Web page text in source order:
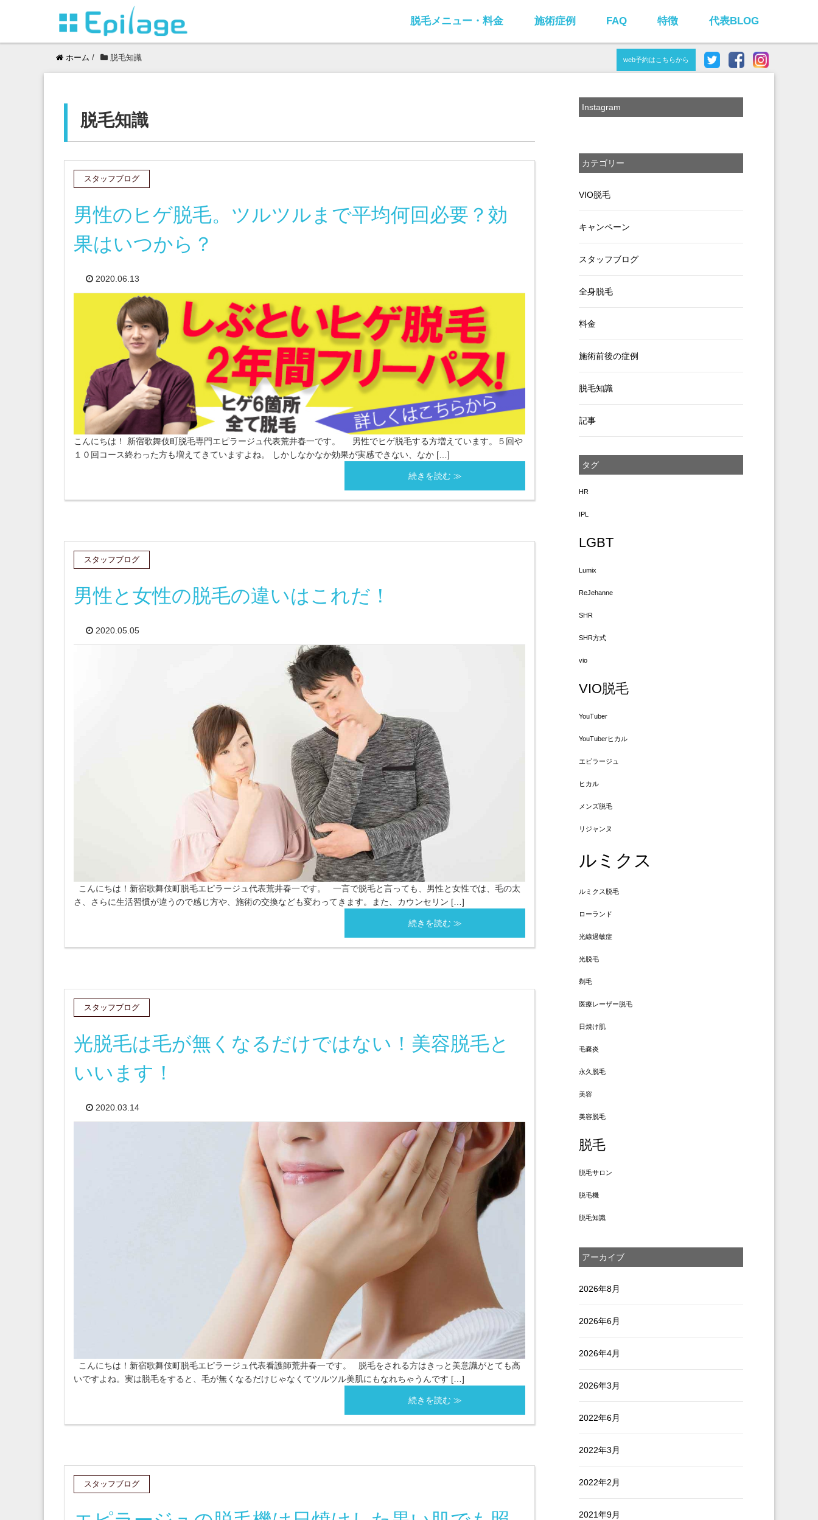
脱毛メニュー・料金 施術症例 FAQ 特徴 代表BLOG
web予約はこちらから
ホーム / 脱毛知識
脱毛知識
スタッフブログ
男性のヒゲ脱毛。ツルツルまで平均何回必要？効
果はいつから？
2020.06.13
こんにちは！ 新宿歌舞伎町脱毛専門エピラージュ代表荒井春一です。 男性でヒゲ脱毛する方増えています。５回や
１０回コース終わった方も増えてきていますよね。 しかしなかなか効果が実感できない、なか […]
続きを読む ≫
スタッフブログ
男性と女性の脱毛の違いはこれだ！
2020.05.05
こんにちは！新宿歌舞伎町脱毛エピラージュ代表荒井春一です。 一言で脱毛と言っても、男性と女性では、毛の太
さ、さらに生活習慣が違うので感じ方や、施術の交換なども変わってきます。また、カウンセリン […]
続きを読む ≫
スタッフブログ
光脱毛は毛が無くなるだけではない！美容脱毛と
いいます！
2020.03.14
こんにちは！新宿歌舞伎町脱毛エピラージュ代表看護師荒井春一です。 脱毛をされる方はきっと美意識がとても高
いですよね。実は脱毛をすると、毛が無くなるだけじゃなくてツルツル美肌にもなれちゃうんです […]
続きを読む ≫
スタッフブログ
Instagram
カテゴリー
VIO脱毛
キャンペーン
スタッフブログ
全身脱毛
料金
施術前後の症例
脱毛知識
記事
タグ
HR
IPL
LGBT
Lumix
ReJehanne
SHR
SHR方式
vio
VIO脱毛
YouTuber
YouTuberヒカル
エピラージュ
ヒカル
メンズ脱毛
リジャンヌ
ルミクス
ルミクス脱毛
ローランド
光線過敏症
光脱毛
剃毛
医療レーザー脱毛
日焼け肌
毛嚢炎
永久脱毛
美容
美容脱毛
脱毛
脱毛サロン
脱毛機
脱毛知識
アーカイブ
2026年8月
2026年6月
2026年4月
2026年3月
2022年6月
2022年3月
2022年2月
2021年9月